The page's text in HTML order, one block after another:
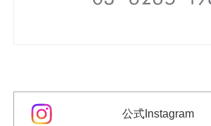
公式Instagram